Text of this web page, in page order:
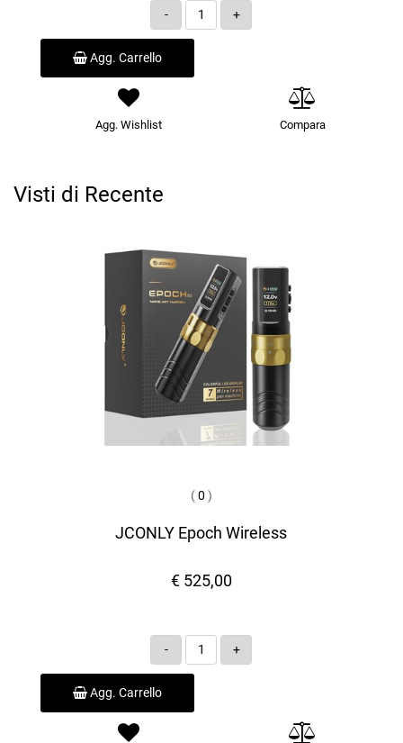
Quantità
Agg. Carrello
Agg. Wishlist Compara
Visti di Recente
(0 )
JCONLY Epoch Wireless
€ 525,00
Quantità
Agg. Carrello